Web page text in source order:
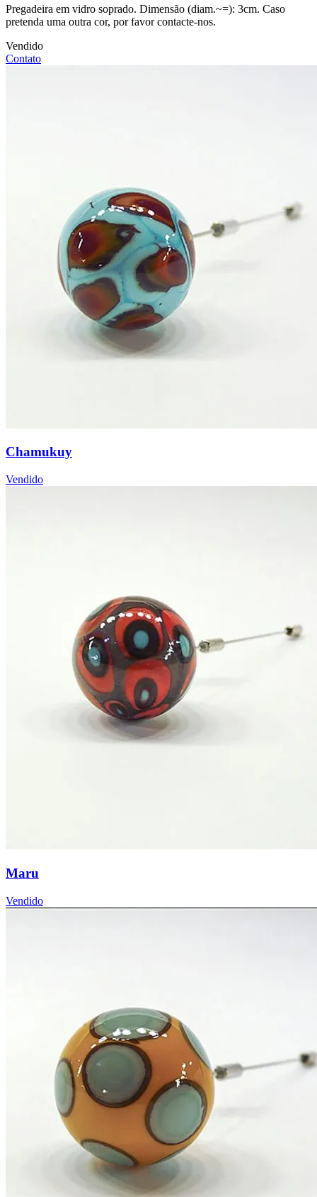
Pregadeira em vidro soprado. Dimensão (diam.~=): 3cm. Caso
pretenda uma outra cor, por favor contacte-nos.
Vendido
Contato
Chamukuy
Vendido
Maru
Vendido